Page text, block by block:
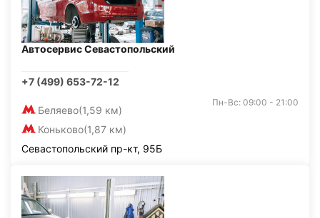
Автосервис Севастопольский
+7 (499) 653-72-12
Беляево(1,59 км)
Коньково(1,87 км)
Пн-Вс: 09:00 - 21:00
Севастопольский пр-кт, 95Б